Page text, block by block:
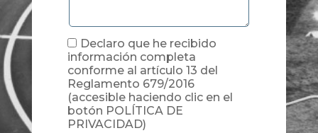
Declaro que he recibido
información completa
conforme al artículo 13 del
Reglamento 679/2016
(accesible haciendo clic en el
botón POLÍTICA DE
PRIVACIDAD)